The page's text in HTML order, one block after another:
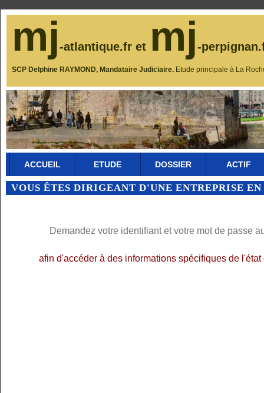
mj-atlantique.fr et mj-
SCP Delphine RAYMOND, Mandataire Judiciaire. Etude principale à La
ACCUEIL ETUDE DOSSIER ACTIF
VOUS ÊTES DIRIGEANT D'UNE ENTREPRISE
Demandez votre identifiant et votre mot de passe
afin d'accéder à des informations spécifiques de